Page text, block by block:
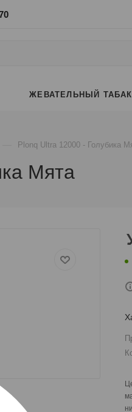
ЖЕВАТЕЛЬНЫЙ ТАБАК
Plonq Ultra 12000 - Голубика
Мята